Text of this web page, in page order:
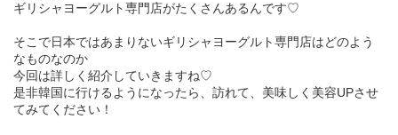
ギリシャヨーグルト専門店がたくさんあるんです♡
そこで日本ではあまりないギリシャヨーグルト専門店はどのよう
なものなのか
今回は詳しく紹介していきますね♡
是非韓国に行けるようになったら、訪れて、美味しく美容UPさせ
てみてください！